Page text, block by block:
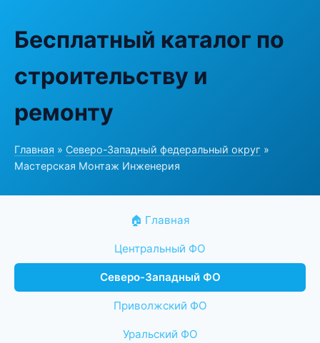
Бесплатный каталог по
строительству и
ремонту
Главная » Северо-Западный федеральный округ »
Мастерская Монтаж Инженерия
🏠 Главная
Центральный ФО
Северо-Западный ФО
Приволжский ФО
Уральский ФО